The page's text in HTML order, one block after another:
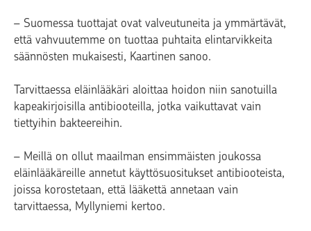
– Suomessa tuottajat ovat valveutuneita ja ymmärtävät,
että vahvuutemme on tuottaa puhtaita elintarvikkeita
säännösten mukaisesti, Kaartinen sanoo.
Tarvittaessa eläinlääkäri aloittaa hoidon niin sanotuilla
kapeakirjoisilla antibiooteilla, jotka vaikuttavat vain
tiettyihin bakteereihin.
– Meillä on ollut maailman ensimmäisten joukossa
eläinlääkäreille annetut käyttösuositukset antibiooteista,
joissa korostetaan, että lääkettä annetaan vain
tarvittaessa, Myllyniemi kertoo.